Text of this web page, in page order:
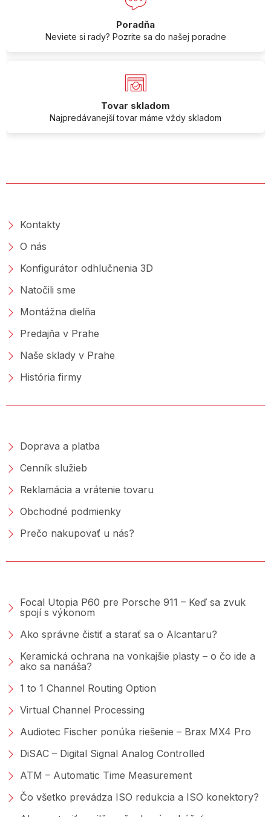
Poradňa
Neviete si rady? Pozrite sa do našej poradne
Tovar skladom
Najpredávanejší tovar máme vždy skladom
Kontakty
O nás
Konfigurátor odhlučnenia 3D
Natočili sme
Montážna dielňa
Predajňa v Prahe
Naše sklady v Prahe
História firmy
Doprava a platba
Cenník služieb
Reklamácia a vrátenie tovaru
Obchodné podmienky
Prečo nakupovať u nás?
Focal Utopia P60 pre Porsche 911 – Keď sa zvuk
spojí s výkonom
Ako správne čistiť a starať sa o Alcantaru?
Keramická ochrana na vonkajšie plasty – o čo ide a
ako sa nanáša?
1 to 1 Channel Routing Option
Virtual Channel Processing
Audiotec Fischer ponúka riešenie – Brax MX4 Pro
DiSAC – Digital Signal Analog Controlled
ATM – Automatic Time Measurement
Čo všetko prevádza ISO redukcia a ISO konektory?